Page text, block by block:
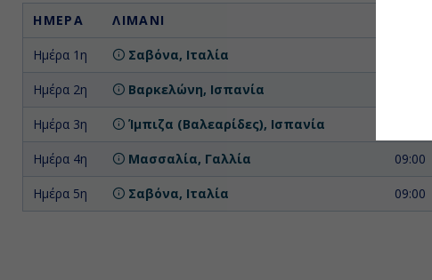
ΗΜΕΡΑ ΛΙΜΑΝΙ
Ημέρα 1η Σαβόνα, Ιταλία
Ημέρα 2η Βαρκελώνη, Ισπανία
Ημέρα 3η Ίμπιζα (Βαλεαρίδες), Ισπανία
Ημέρα 4η Μασσαλία, Γαλλία 09:00
Ημέρα 5η Σαβόνα, Ιταλία 09:00